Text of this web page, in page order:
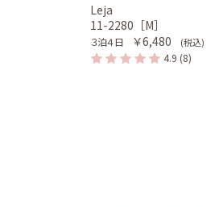
Leja
11-2280［M］
３泊４日 ￥6,480 (税込)
4.9 (8)